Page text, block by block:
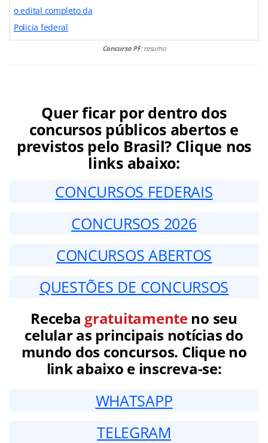
o edital completo da
Policia federal
Concurso PF: resumo
Quer ficar por dentro dos
concursos públicos abertos e
previstos pelo Brasil? Clique nos
links abaixo:
CONCURSOS FEDERAIS
CONCURSOS 2026
CONCURSOS ABERTOS
QUESTÕES DE CONCURSOS
Receba gratuitamenteno seu
celular as principais notícias do
mundo dos concursos. Clique no
link abaixo e inscreva-se:
WHATSAPP
TELEGRAM